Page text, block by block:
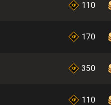
110
170
350
110